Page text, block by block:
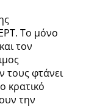
Το μόνο
τον
τους φτάνει
κρατικό
την